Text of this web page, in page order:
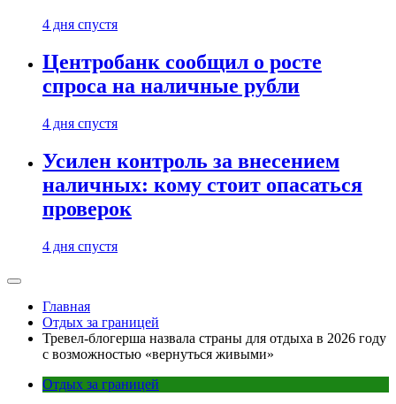
4 дня спустя
Центробанк сообщил о росте
спроса на наличные рубли
4 дня спустя
Усилен контроль за внесением
наличных: кому стоит опасаться
проверок
4 дня спустя
Главная
Отдых за границей
Тревел-блогерша назвала страны для отдыха в 2026 году
с возможностью «вернуться живыми»
Отдых за границей